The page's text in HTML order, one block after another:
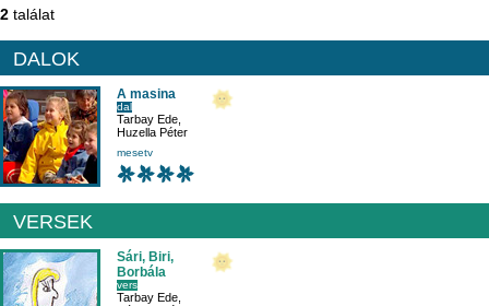
2 találat
DALOK
A masina
dal
Tarbay Ede
Huzella Péter
mesetv
VERSEK
Sári, Biri,
Borbála
vers
Tarbay Ede